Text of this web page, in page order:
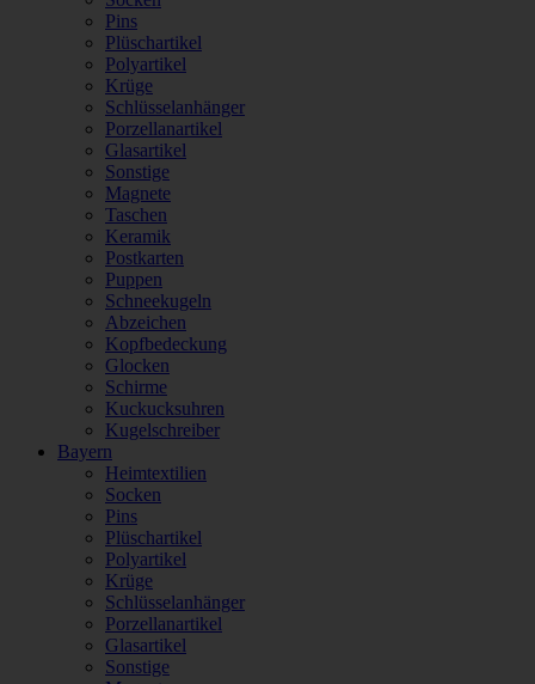
Pins
Plüschartikel
Polyartikel
Krüge
Schlüsselanhänger
Porzellanartikel
Glasartikel
Sonstige
Magnete
Taschen
Keramik
Postkarten
Puppen
Schneekugeln
Abzeichen
Kopfbedeckung
Glocken
Schirme
Kuckucksuhren
Kugelschreiber
Bayern
Heimtextilien
Socken
Pins
Plüschartikel
Polyartikel
Krüge
Schlüsselanhänger
Porzellanartikel
Glasartikel
Sonstige